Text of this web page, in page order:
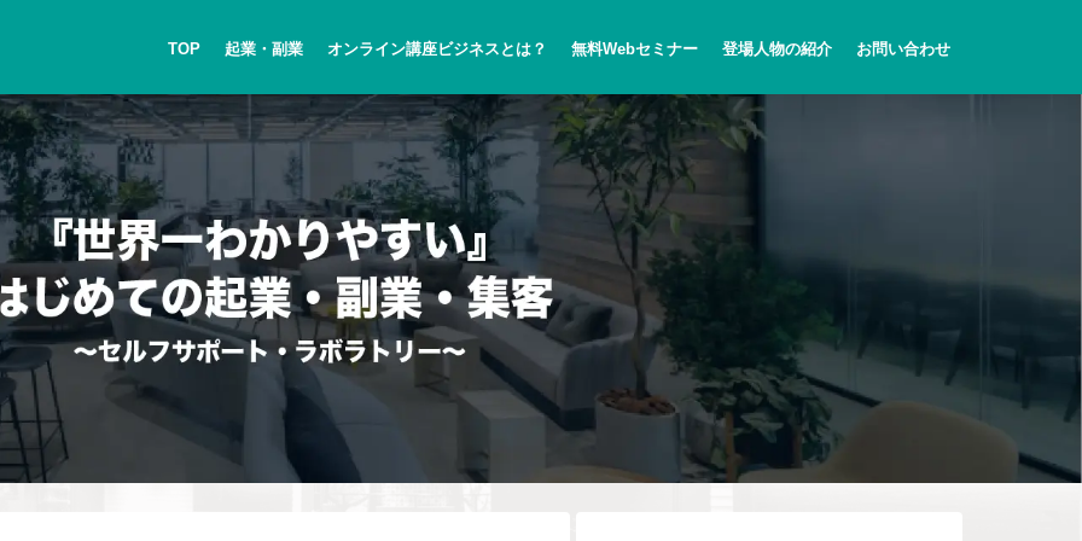
TOP 起業・副業 オンライン講座ビジネスとは？ 無料Webセミナー 登場人物の紹介 お問い合わせ